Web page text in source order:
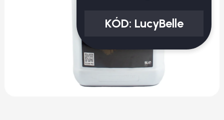
KÓD: LucyBelle